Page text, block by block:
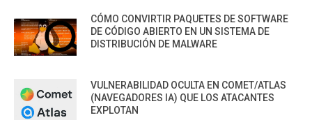
CÓMO CONVIRTIR PAQUETES DE SOFTWARE
DE CÓDIGO ABIERTO EN UN SISTEMA DE
DISTRIBUCIÓN DE MALWARE
VULNERABILIDAD OCULTA EN COMET/ATLAS
(NAVEGADORES IA) QUE LOS ATACANTES
EXPLOTAN